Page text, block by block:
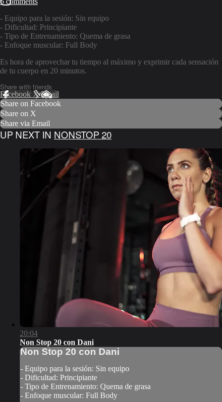
- Equipo para la sesión: Sin equipo
- Dificultad: Principiante
- Tipo de Entrenamiento: Quema de grasa
- Enfoque muscular: Full Body
Es hora de aprovechar tu tiempo al máximo y exprimir cada sensación
de tu cuerpo en 20 minutos.
Share with friends
Facebook XEmail
Share on Facebook
Share on X
Share via Email
UP NEXT IN NONSTOP 20
20:04
Non Stop 20 con Dani
Non Stop 20 con Dani
- Equipo para la sesión: Sin equipo
- Dificultad: Principiante
- Tipo de Entrenamiento: Quema de grasa
- Enfoque muscular: Full Body